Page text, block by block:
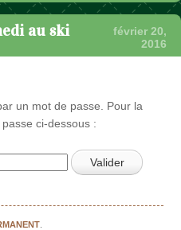
au ski
février 20,
2016
un mot de passe. Pour la
ci-dessous :